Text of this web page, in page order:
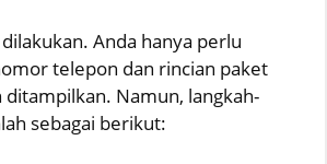
Anda hanya perlu
telepon dan rincian paket
ditampilkan. Namun, langkah-
sebagai berikut: